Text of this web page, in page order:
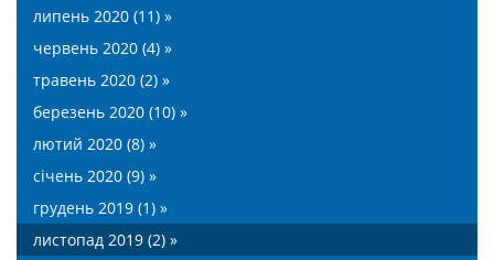
липень 2020 (11) »
червень 2020 (4) »
травень 2020 (2) »
березень 2020 (10) »
лютий 2020 (8) »
січень 2020 (9) »
грудень 2019 (1) »
листопад 2019 (2) »